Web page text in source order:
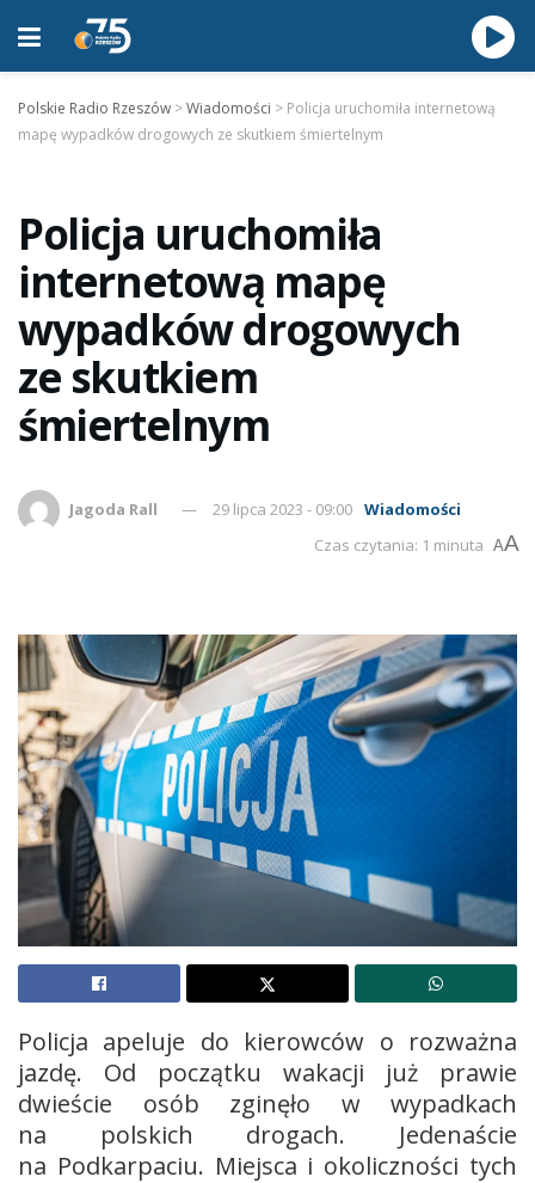
Polskie Radio Rzeszów >Wiadomości > Policja uruchomiła internetową
mapę wypadków drogowych ze skutkiem śmiertelnym
Policja uruchomiła
internetową mapę
wypadków drogowych
ze skutkiem
śmiertelnym
Jagoda Rall 29 lipca 2023 - 09:00 Wiadomości
Czas czytania: 1 minuta AA
Policja apeluje do kierowców o rozważna
jazdę. Od początku wakacji już prawie
dwieście osób zginęło w wypadkach
na polskich drogach. Jedenaście
na Podkarpaciu. Miejsca i okoliczności tych